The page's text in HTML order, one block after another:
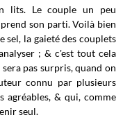
lits. Le couple un peu
son parti. Voilà bien
sel, la gaieté des couplets
; & c'est tout cela
pas surpris, quand on
connu par plusieurs
agréables, & qui, comme
seul.